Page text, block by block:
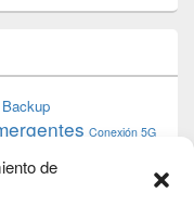
de
Backup
Conexión 5G
web
iphone